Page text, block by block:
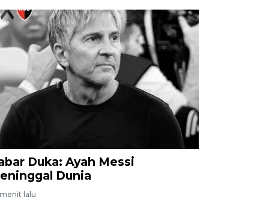
Duka: Ayah Messi
Dunia
lalu